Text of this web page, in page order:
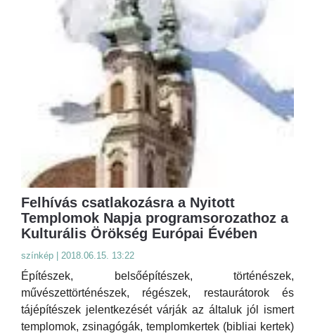
Felhívás csatlakozásra a Nyitott
Templomok Napja programsorozathoz a
Kulturális Örökség Európai Évében
színkép | 2018.06.15. 13:22
Építészek, belsőépítészek, történészek,
művészettörténészek, régészek, restaurátorok és
tájépítészek jelentkezését várják az általuk jól ismert
templomok, zsinagógák, templomkertek (bibliai kertek)